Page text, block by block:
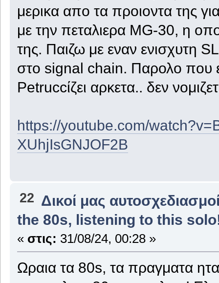
μερικα απο τα προιοντα της
με την πεταλιερα MG-30, η
της. Παιζω με εναν ενισχυτη
στο signal chain. Παρολο που
Petruccίζει αρκετα.. δεν
https://youtube.com/
XUhjIsGNJOF2B
22 Δικοί μας
the 80s, listening to this
« στις: 31/08/24, 00:28 »
Ωραια τα 80s, τα πραγματα